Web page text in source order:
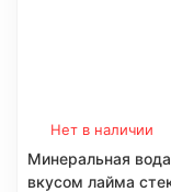
Нет в наличии
Минеральная
вкусом лайма